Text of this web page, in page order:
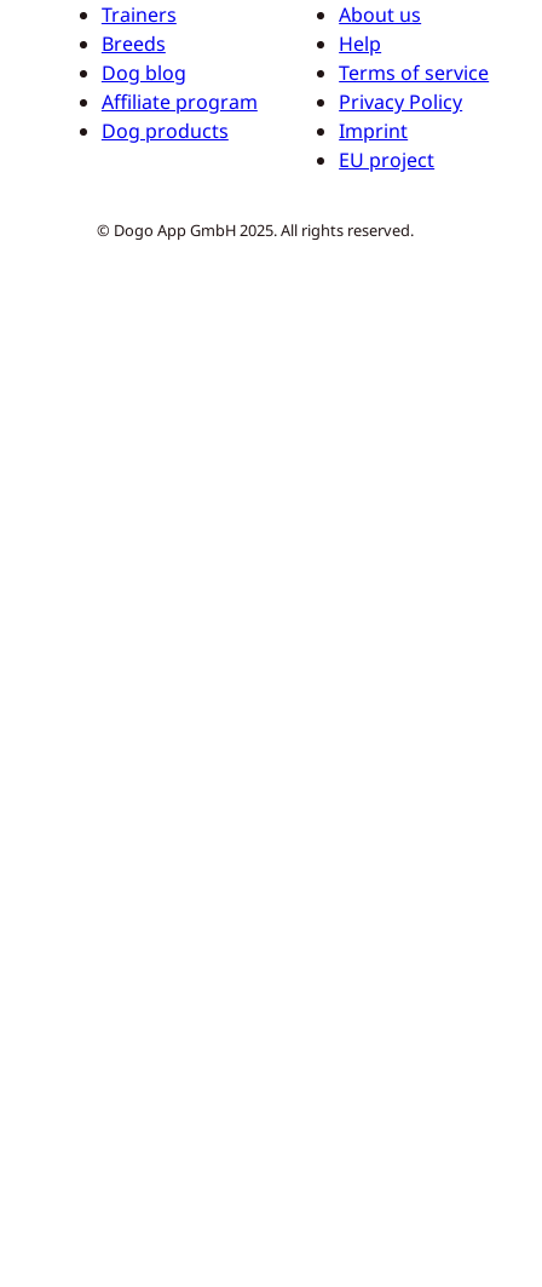
Trainers
Breeds
Dog blog
Affiliate program
Dog products
About us
Help
Terms of service
Privacy Policy
Imprint
EU project
© Dogo App GmbH 2025. All rights reserved.